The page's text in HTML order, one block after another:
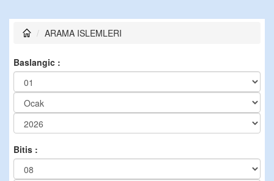
ARAMA ISLEMLERI
Baslangic :
Bitis :